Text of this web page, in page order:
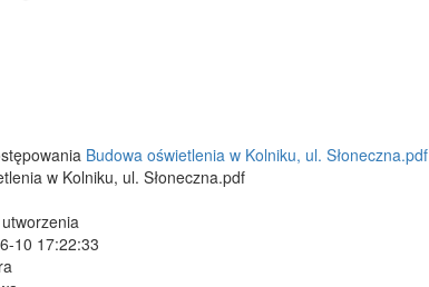
Budowa oświetlenia w Kolniku, ul. Słoneczna.pdf
w Kolniku, ul. Słoneczna.pdf
10 17:22:33